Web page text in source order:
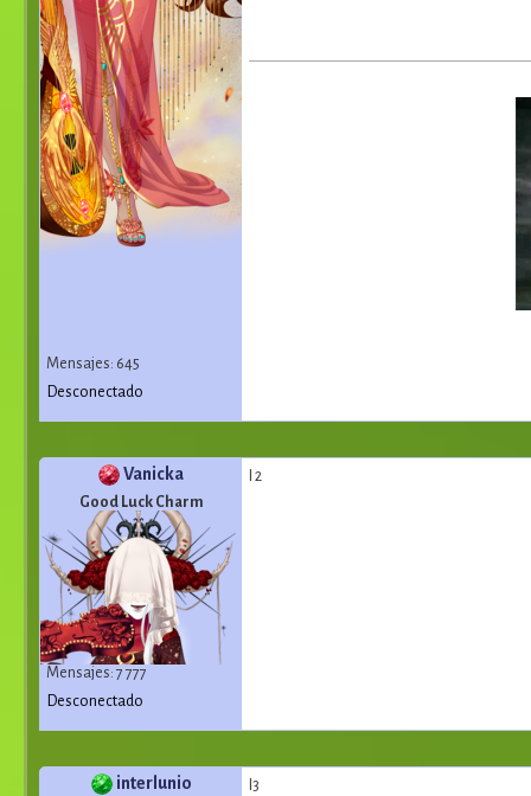
Mensajes: 645
Desconectado
Vanicka
Good Luck Charm
Mensajes: 7 777
I 2
Desconectado
interlunio I3